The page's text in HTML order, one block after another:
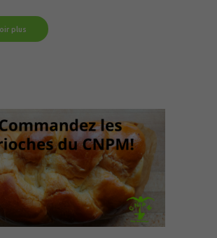
plus